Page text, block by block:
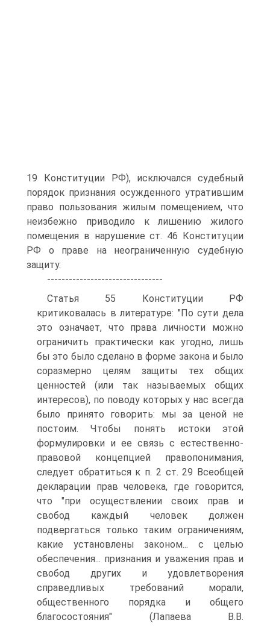
19 Конституции РФ), исключался судебный
порядок признания осужденного утратившим
право пользования жилым помещением, что
неизбежно приводило к лишению жилого
помещения в нарушение ст. 46 Конституции
РФ о праве на неограниченную судебную
защиту.
--------------------------------
Статья 55 Конституции РФ
критиковалась в литературе: "По сути дела
это означает, что права личности можно
ограничить практически как угодно, лишь
бы это было сделано в форме закона и было
соразмерно целям защиты тех общих
ценностей (или так называемых общих
интересов), по поводу которых у нас всегда
было принято говорить: мы за ценой не
постоим. Чтобы понять истоки этой
формулировки и ее связь с естественно-
правовой концепцией правопонимания,
следует обратиться к п. 2 ст. 29 Всеобщей
декларации прав человека, где говорится,
что "при осуществлении своих прав и
свобод каждый человек должен
подвергаться только таким ограничениям,
какие установлены законом... с целью
обеспечения... признания и уважения прав и
свобод других и удовлетворения
справедливых требований морали,
общественного порядка и общего
благосостояния" (Лапаева В.В.